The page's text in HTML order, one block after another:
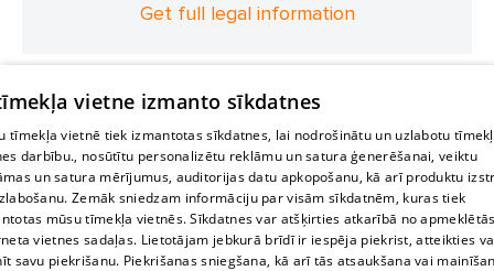
Get full legal information
vietne izmanto sīkdatnes
tīmekļa vietnē tiek izmantotas sīkdatnes, lai nodrošinātu un uzlabotu
darbību., nosūtītu personalizētu reklāmu un satura ģenerēšanai, veiktu
un satura mērījumus, auditorijas datu apkopošanu, kā arī produktu
Zemāk sniedzam informāciju par visām sīkdatnēm, kuras tiek
mūsu tīmekļa vietnēs. Sīkdatnes var atšķirties atkarībā no
vietnes sadaļas. Lietotājam jebkurā brīdī ir iespēja piekrist, atteikties
savu piekrišanu. Piekrišanas sniegšana, kā arī tās atsaukšana vai